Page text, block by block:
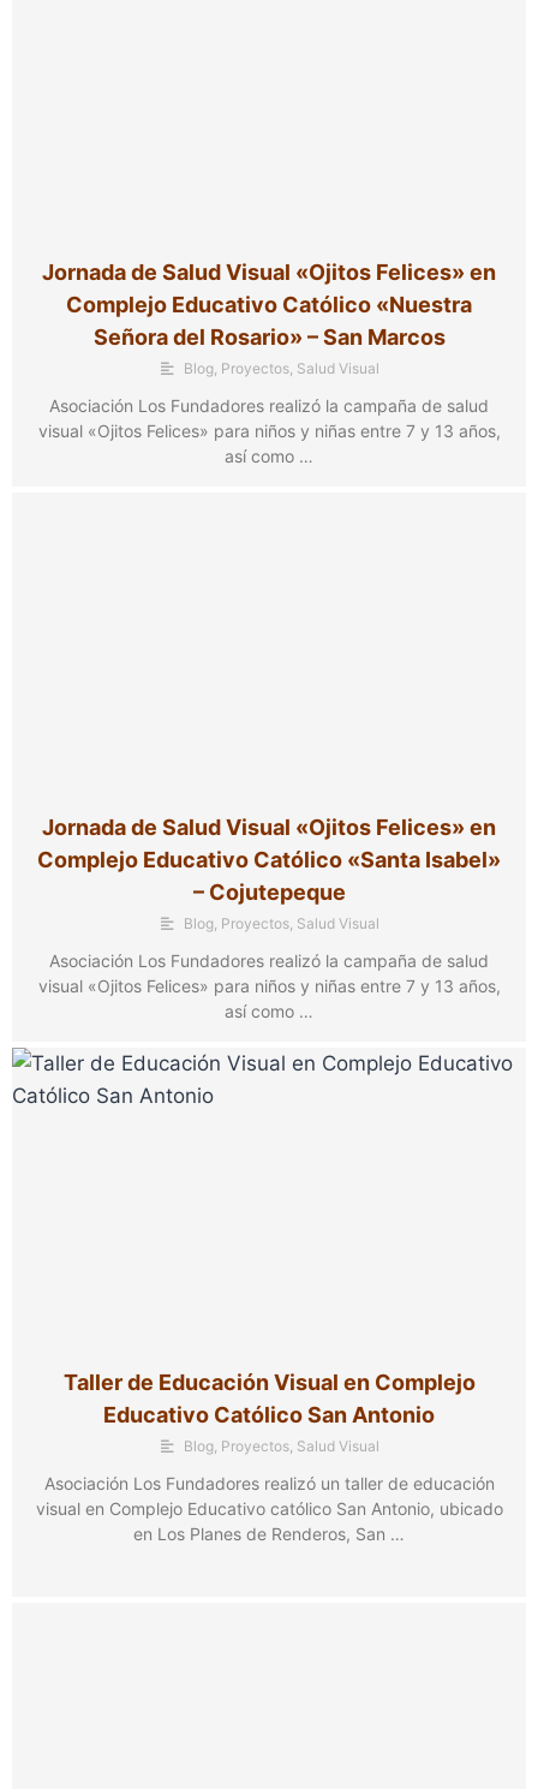
Jornada de Salud Visual «Ojitos Felices» en
Complejo Educativo Católico «Nuestra
Señora del Rosario» – San Marcos
Blog, Proyectos, Salud Visual
Asociación Los Fundadores realizó la campaña de salud
visual «Ojitos Felices» para niños y niñas entre 7 y 13 años,
así como …
Jornada de Salud Visual «Ojitos Felices» en
Complejo Educativo Católico «Santa Isabel»
– Cojutepeque
Blog, Proyectos, Salud Visual
Asociación Los Fundadores realizó la campaña de salud
visual «Ojitos Felices» para niños y niñas entre 7 y 13 años,
así como …
Taller de Educación Visual en Complejo
Educativo Católico San Antonio
Blog, Proyectos, Salud Visual
Asociación Los Fundadores realizó un taller de educación
visual en Complejo Educativo católico San Antonio, ubicado
en Los Planes de Renderos, San …